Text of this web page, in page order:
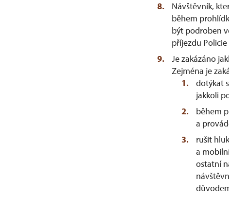
Návštěvník,
během
být podroben
příjezdu
Je zakázáno
Zejména je
dotýkat
jakkoli
během
a
rušit
a
ostatní